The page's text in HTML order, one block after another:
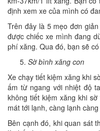
định xem xe của mình có
Trên đây là 5 mẹo đơn
được chiếc xe mình đang
phí xăng. Qua đó, bạn sẽ
Sờ bình xăng con
Xe chạy tiết kiệm xăng khi
ấm từ ngang với nhiệt độ
không tiết kiệm xăng khi
mát tới lạnh, càng lạnh
Bên cạnh đó, khi quan sát